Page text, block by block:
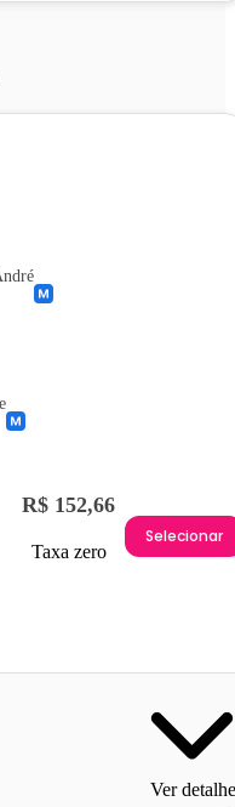
R$ 152,66
Taxa zero
Selecionar
Ver